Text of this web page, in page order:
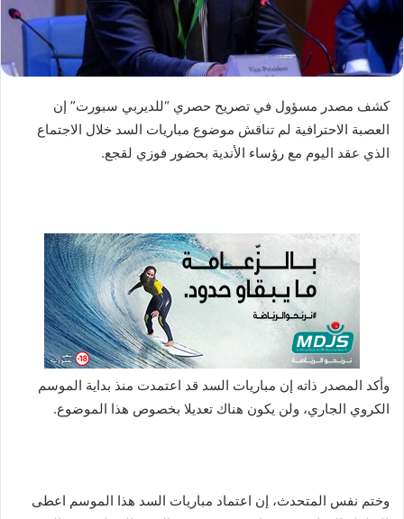
ل
ك
ت
و
ي
كشف مصدر مسؤول في تصريح حصري “للديربي سبورت” إن
العصبة الاحترافية لم تناقش موضوع مباريات السد خلال الاجتماع
الذي عقد اليوم مع رؤساء الأندية بحضور فوزي لقجع.
وأكد المصدر ذاته إن مباريات السد قد اعتمدت منذ بداية الموسم
الكروي الجاري، ولن يكون هناك تعديلا بخصوص هذا الموضوع.
وختم نفس المتحدث، إن اعتماد مباريات السد هذا الموسم اعطى